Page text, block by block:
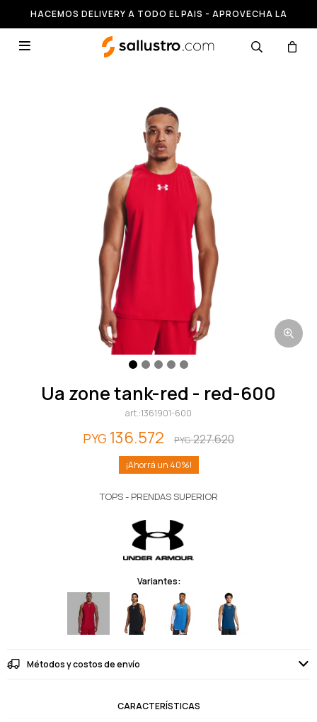
HACEMOS DELIVERY A TODO EL PAIS - APROVECHA LA
RUNNING HASTA 50% OFF

ua zone tank-red - red-600
1361901-600
PYG 136.572 PYG227.620
40
TOPS - PRENDAS SUPERIOR
Variantes:
Métodos y costos de envío
CARACTERÍSTICAS